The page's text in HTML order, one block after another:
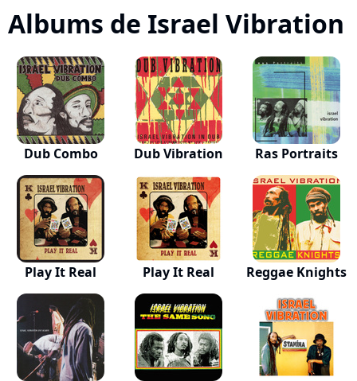
Albums de Israel Vibration
Dub Combo Dub Vibration Ras Portraits
Play It Real Play It Real Reggae Knights